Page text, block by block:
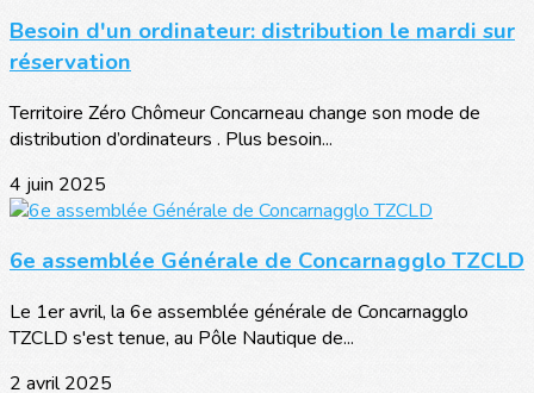
Besoin d'un ordinateur: distribution le mardi sur
réservation
Territoire Zéro Chômeur Concarneau change son mode de
distribution d’ordinateurs . Plus besoin...
4 juin 2025
6e assemblée Générale de Concarnagglo TZCLD
Le 1er avril, la 6e assemblée générale de Concarnagglo
TZCLD s'est tenue, au Pôle Nautique de...
2 avril 2025